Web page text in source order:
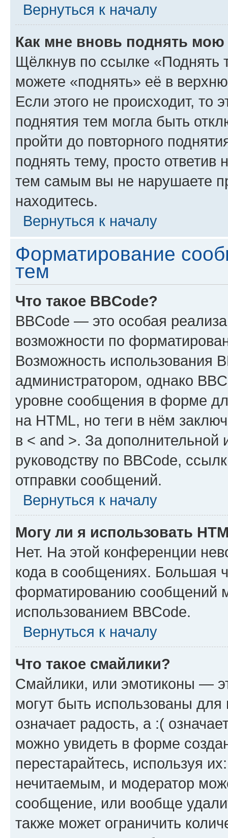
Вернуться к началу
Как мне вновь поднять мою
Щёлкнув по ссылке «Поднять
можете «поднять» её в
Если этого не происходит, то
поднятия тем могла быть
пройти до повторного
поднять тему, просто ответив
тем самым вы не нарушаете
находитесь.
Вернуться к началу
Форматирование
тем
Что такое BBCode?
BBCode — это особая
возможности по
Возможность использования
администратором, однако
уровне сообщения в форме
на HTML, но теги в нём
в < and >. За
руководству по BBCode,
отправки сообщений.
Вернуться к началу
Могу ли я использовать
Нет. На этой конференции
кода в сообщениях. Большая
форматированию сообщений
использованием BBCode.
Вернуться к началу
Что такое смайлики?
Смайлики, или эмотиконы —
могут быть использованы
означает радость, а :(
можно увидеть в форме
перестарайтесь, используя
нечитаемым, и модератор
сообщение, или вообще
также может ограничить